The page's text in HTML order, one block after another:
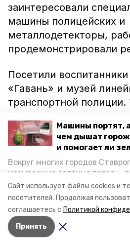
Сайт использует файлы cookies и
посетителей. Продолжая
соглашаетесь с Политикой
Принять
Машины портят,
чем дышат
и помогает ли
Вокруг многих городов
называемые зелёные пояса —
снижающие негативное
газов на атмосферу.
постоянно растущим потоком
каким воздухом дышат жители
корреспондент «Победы26».
заинтересовали
машины полицейских и
металлодетекторы,
продемонстрировали
Посетили
«Гавань» и музей
транспортной
примерить
каски.
Невинномысска
воспитанниками
городской библиотеки.
Авторы: Наталья Саенко